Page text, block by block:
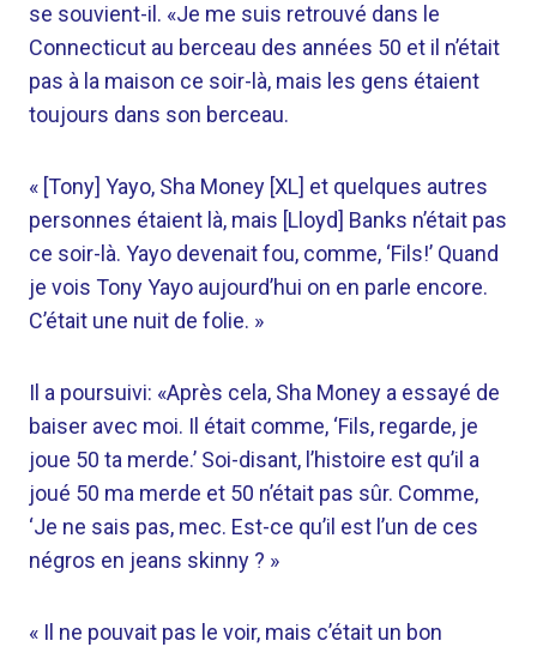
se souvient-il. «Je me suis retrouvé dans le
Connecticut au berceau des années 50 et il n’était
pas à la maison ce soir-là, mais les gens étaient
toujours dans son berceau.
« [Tony] Yayo, Sha Money [XL] et quelques autres
personnes étaient là, mais [Lloyd] Banks n’était pas
ce soir-là. Yayo devenait fou, comme, ‘Fils!’ Quand
je vois Tony Yayo aujourd’hui on en parle encore.
C’était une nuit de folie. »
Il a poursuivi: «Après cela, Sha Money a essayé de
baiser avec moi. Il était comme, ‘Fils, regarde, je
joue 50 ta merde.’ Soi-disant, l’histoire est qu’il a
joué 50 ma merde et 50 n’était pas sûr. Comme,
‘Je ne sais pas, mec. Est-ce qu’il est l’un de ces
négros en jeans skinny ? »
« Il ne pouvait pas le voir, mais c’était un bon